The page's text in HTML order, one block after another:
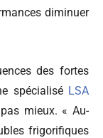
diminuer
des fortes
spécialisé LSA
mieux. « Au-
frigorifiques